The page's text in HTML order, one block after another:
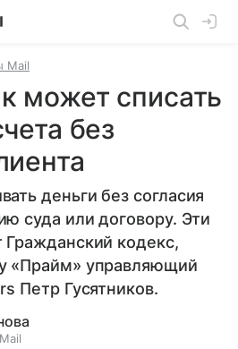
Mail
может списать
без
деньги без согласия
суда или договору. Эти
Гражданский кодекс,
«Прайм» управляющий
Петр Гусятников.